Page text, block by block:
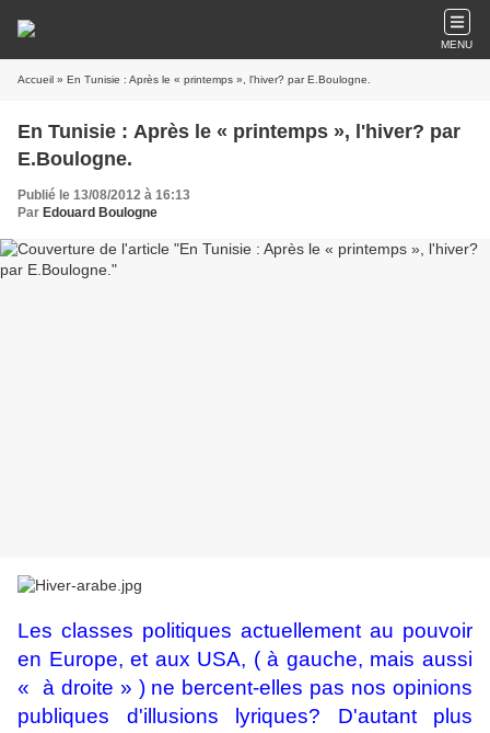
MENU
Accueil » En Tunisie : Après le « printemps », l'hiver? par E.Boulogne.
En Tunisie : Après le « printemps », l'hiver? par
E.Boulogne.
Publié le 13/08/2012 à 16:13
Par Edouard Boulogne
Les classes politiques actuellement au pouvoir
en Europe, et aux USA, ( à gauche, mais aussi
« à droite » ) ne bercent-elles pas nos opinions
publiques d'illusions lyriques? D'autant plus